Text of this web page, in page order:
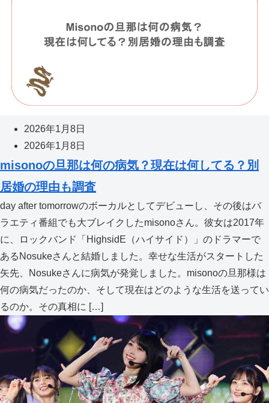
2026年1月8日
2026年1月8日
misonoの旦那は何の病気？現在は何してる？別
居婚の理由も調査
day after tomorrowのボーカルとしてデビューし、その後はバ
ラエティ番組でも大ブレイクしたmisonoさん。彼女は2017年
に、ロックバンド「HighsidE（ハイサイド）」のドラマーで
あるNosukeさんと結婚しました。幸せな生活がスタートした
矢先、Nosukeさんに病気が発覚しました。misonoの旦那様は
何の病気だったのか、そして現在はどのような生活を送ってい
るのか。その真相に […]